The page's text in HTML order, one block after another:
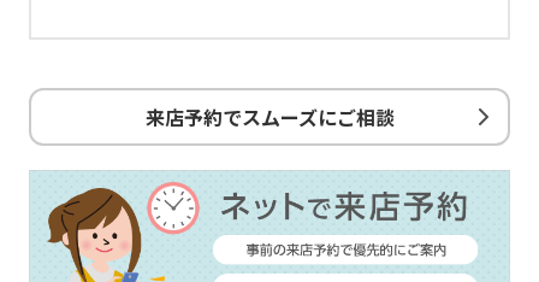
来店予約でスムーズにご相談